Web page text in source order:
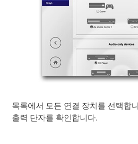
목록에서 모든 연결 장치를 선택합
출력 단자를 확인합니다.